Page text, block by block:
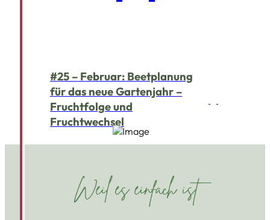
#25 – Februar: Beetplanung
für das neue Gartenjahr –
Fruchtfolge und
Fruchtwechsel
Weil es einfach ist